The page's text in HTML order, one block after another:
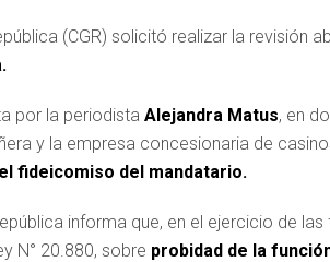
(CGR) solicitó realizar la revisión
por la periodista Alejandra Matus, en
y la empresa concesionaria de
fideicomiso del mandatario.
informa que, en el ejercicio de
N° 20.880, sobre probidad de la